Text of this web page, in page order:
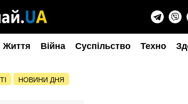
Життя Війна Суспільство Техно
НОВИНИ ДНЯ